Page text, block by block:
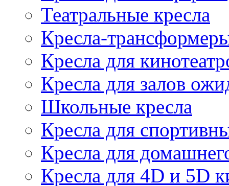
Театральные кресла
Кресла-
Кресла для
Кресла для залов
Школьные кресла
Кресла для
Кресла для
Кресла для 4D и 5D